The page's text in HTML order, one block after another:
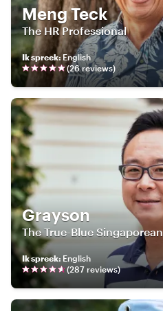
Meng Teck
The HR Professional
Ik spreek:English
(26reviews)
Grayson
The True-Blue Singaporean
Ik spreek: English
(287 reviews)